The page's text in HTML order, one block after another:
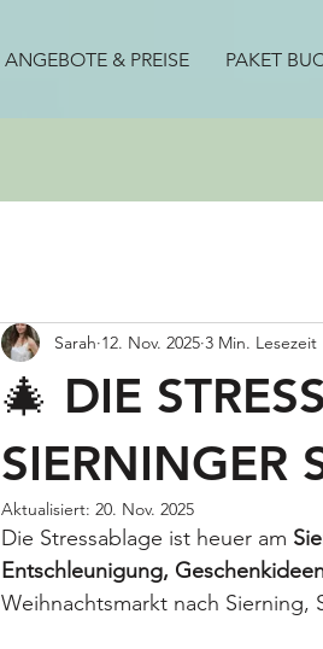
ANGEBOTE & PREISE PAKET
🎄 DIE
SIERNINGER
Sarah 12. Nov. 2025 3 Min. Lesezeit
Aktualisiert: 20. Nov. 2025
Die Stressablage ist heuer am
Entschleunigung,
Weihnachtsmarkt nach Sierning,